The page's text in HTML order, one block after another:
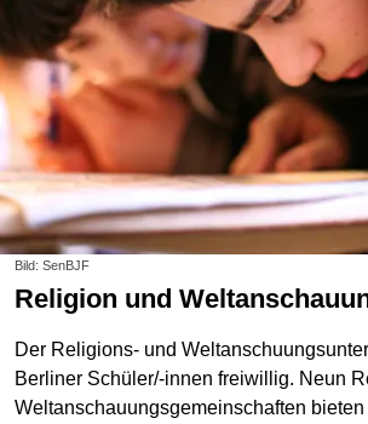
Bild: SenBJF
Religion und
Der Religions- und
Berliner Schüler/-innen freiwillig. Neun
Weltanschauungsgemeinschaften